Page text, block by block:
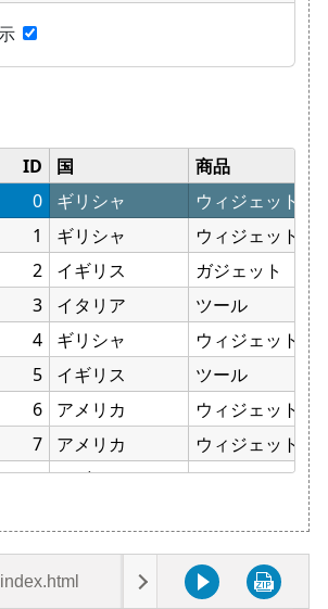
index.html data.js styles.css